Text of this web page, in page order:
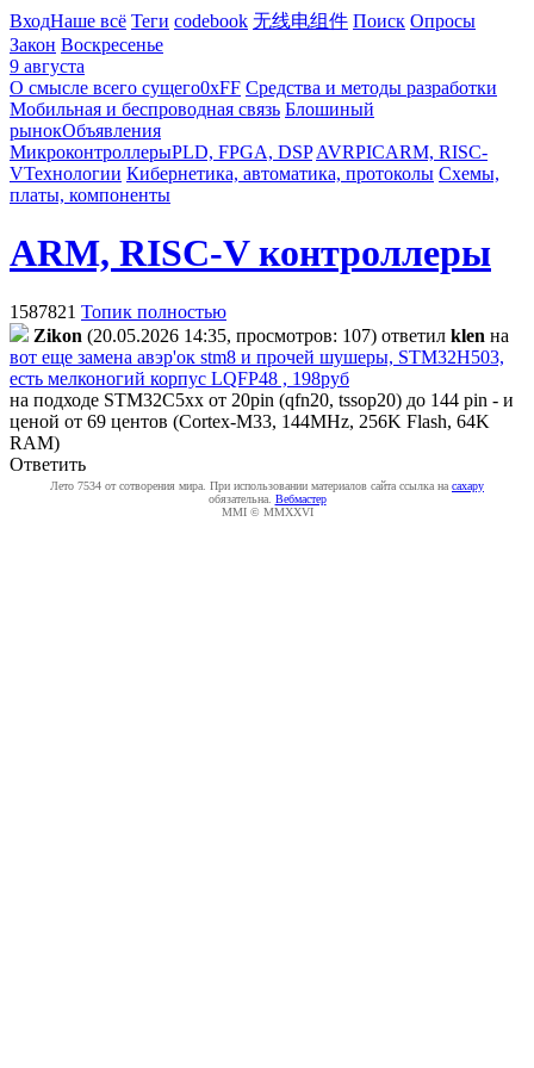
ВходНаше всё Теги codebook 无线电组件 Поиск Опросы
Закон Воскресенье
9 августа
О смысле всего сущего0xFF Средства и методы разработки
Мобильная и беспроводная связь Блошиный
рынокОбъявления
МикроконтроллерыPLD, FPGA, DSP AVRPICARM, RISC-
VТехнологии Кибернетика, автоматика, протоколы Схемы,
платы, компоненты
ARM, RISC-V контроллеры
1587821 Топик полностью
Zikon (20.05.2026 14:35, просмотров: 107) ответил klen на
вот еще замена авэр'ок stm8 и прочей шушеры, STM32H503,
есть мелконогий корпус LQFP48 , 198руб
на подходе STM32C5xx от 20pin (qfn20, tssop20) до 144 pin - и
ценой от 69 центов (Cortex-M33, 144MHz, 256K Flash, 64K
RAM)
Ответить
Лето 7534 от сотворения мира. При использовании материалов сайта ссылка на caxapу
обязательна. Вебмастер
MMI © MMXXVI